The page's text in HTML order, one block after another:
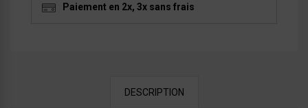
Paiement en 2x, 3x sans frais
DESCRIPTION